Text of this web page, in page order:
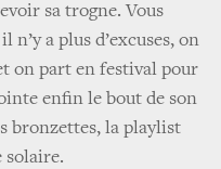
sa trogne. Vous
a plus d’excuses, on
on part en festival pour
enfin le bout de son
bronzettes, la playlist
solaire.